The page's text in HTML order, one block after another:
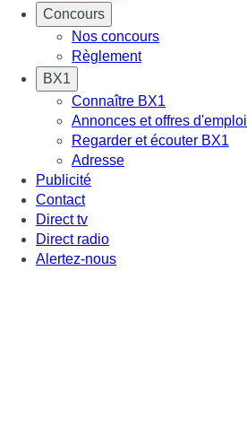
Concours
Nos concours
Règlement
BX1
Connaître BX1
Annonces et offres d'emploi
Regarder et écouter BX1
Adresse
Publicité
Contact
Direct tv
Direct radio
Alertez-nous